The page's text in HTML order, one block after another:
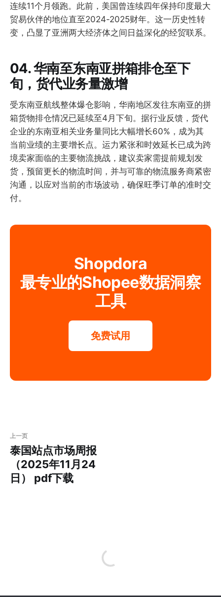
连续11个月领跑。此前，美国曾连续四年保持印度最大
贸易伙伴的地位直至2024-2025财年。这一历史性转
变，凸显了亚洲两大经济体之间日益深化的经贸联系。
04. 华南至东南亚拼箱排仓至下
旬，货代业务量激增
受东南亚航线整体爆仓影响，华南地区发往东南亚的拼
箱货物排仓情况已延续至4月下旬。据行业反馈，货代
企业的东南亚相关业务量同比大幅增长60%，成为其
当前业绩的主要增长点。运力紧张和时效延长已成为跨
境卖家面临的主要物流挑战，建议卖家需提前规划发
货，预留更长的物流时间，并与可靠的物流服务商紧密
沟通，以应对当前的市场波动，确保旺季订单的准时交
付。
Shopdora
最专业的Shopee数据洞察
工具
免费试用
上一页
泰国站点市场周报
（2025年11月24
日） pdf下载